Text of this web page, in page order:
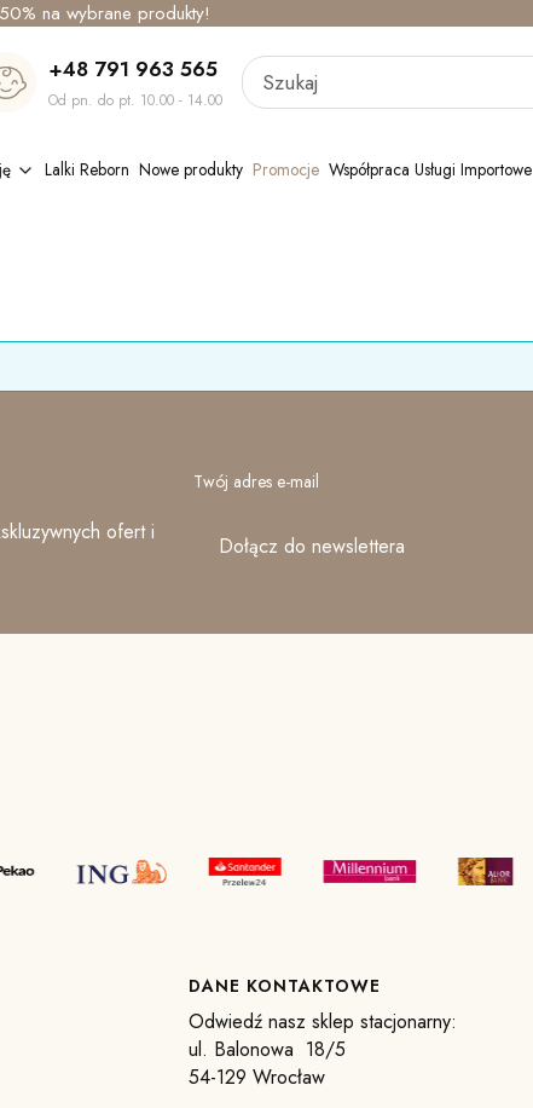
na wybrane produkty!
+48 791 963 565
Od pn. do pt. 10.00 - 14.00
Lalki Reborn Nowe produkty Promocje Współpraca Usługi Importowe
ofert i
Twój adres e-mail
Dołącz do newslettera
DANE KONTAKTOWE
Odwiedź nasz sklep stacjonarny:
ul. Balonowa 18/5
54-129 Wrocław